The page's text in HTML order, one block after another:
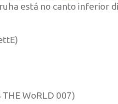
está no canto inferior
THE WoRLD 007)